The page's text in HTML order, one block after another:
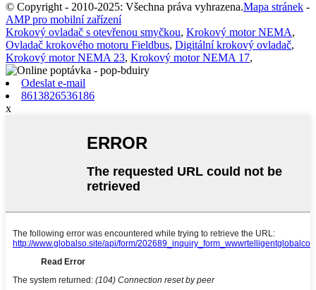
© Copyright - 2010-2025: Všechna práva vyhrazena.Mapa stránek -
AMP pro mobilní zařízení
Krokový ovladač s otevřenou smyčkou, Krokový motor NEMA,
Ovladač krokového motoru Fieldbus, Digitální krokový ovladač,
Krokový motor NEMA 23, Krokový motor NEMA 17,
Odeslat e-mail
8613826536186
x